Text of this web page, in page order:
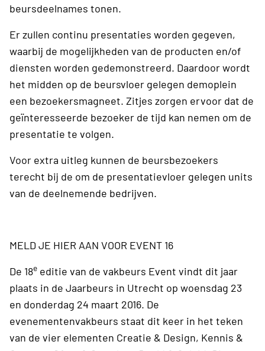
beursdeelnames tonen.
Er zullen continu presentaties worden gegeven,
waarbij de mogelijkheden van de producten en/of
diensten worden gedemonstreerd. Daardoor wordt
het midden op de beursvloer gelegen demoplein
een bezoekersmagneet. Zitjes zorgen ervoor dat de
geïnteresseerde bezoeker de tijd kan nemen om de
presentatie te volgen.
Voor extra uitleg kunnen de beursbezoekers
terecht bij de om de presentatievloer gelegen units
van de deelnemende bedrijven.
MELD JE HIER AAN VOOR EVENT 16
De 18e editie van de vakbeurs Event vindt dit jaar
plaats in de Jaarbeurs in Utrecht op woensdag 23
en donderdag 24 maart 2016. De
evenementenvakbeurs staat dit keer in het teken
van de vier elementen Creatie & Design, Kennis &